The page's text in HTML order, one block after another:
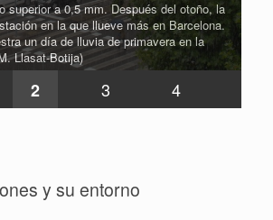
superior a 0,5 mm. Después del otoño, la
en la que llueve más en Barcelona.
un día de lluvia de primavera en la
Llasat-Botija)
de la lluvia y el estado del cielo. Los
producir entre intervalos de cielo claro.
frecuentes en verano, sobre todo a partir
(Fuente: M.C. Llasat)
2 3 4
y su entorno